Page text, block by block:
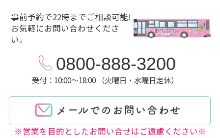
事前予約で22時までご相談可能!
お気軽にお問い合わせくださ
い。
0800-888-3200
受付：10:00～18:00 （火曜日・水曜日定休）
※営業を目的としたお問い合せはご遠慮ください※